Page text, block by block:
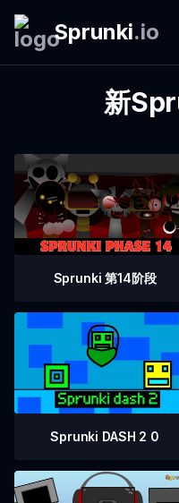
Sprunki.io
新
Sprunki 第14阶段
Sprunki DASH 2 0